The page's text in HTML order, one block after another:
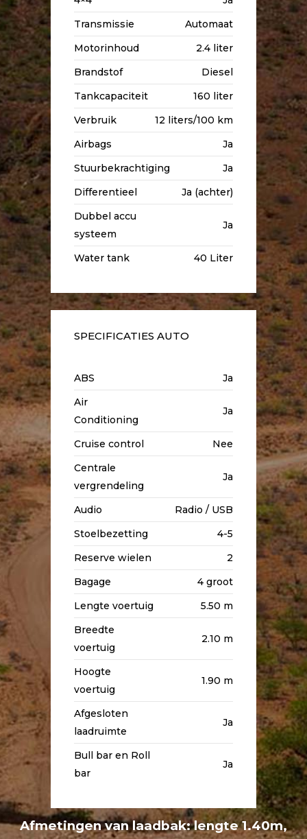
Transmissie
Automaat
Motorinhoud
2.4 liter
Brandstof
Diesel
Tankcapaciteit
160 liter
Verbruik
12 liters/100 km
Airbags
Ja
Stuurbekrachtiging
Ja
Differentieel
Ja (achter)
Dubbel accu
systeem
Ja
Water tank 40 Liter
SPECIFICATIES AUTO
ABS
Ja
Air
Conditioning
Ja
Cruise control
Nee
Centrale
vergrendeling
Ja
Audio
Radio / USB
Stoelbezetting
4-5
Reserve wielen
2
Bagage
4 groot
Lengte voertuig
5.50 m
Breedte
voertuig
2.10 m
Hoogte
voertuig
1.90 m
Afgesloten
laadruimte
Ja
Bull bar en Roll
bar
Ja
Afmetingen van laadbak: lengte 1.40m,